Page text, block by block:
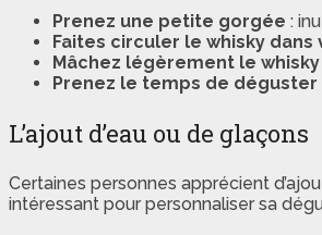
Prenez une petite gorgée :
Faites circuler le whisky
Mâchez légèrement le whisky
Prenez le temps de déguster
L’ajout d’eau ou de glaçons
Certaines personnes apprécient
intéressant pour personnaliser sa